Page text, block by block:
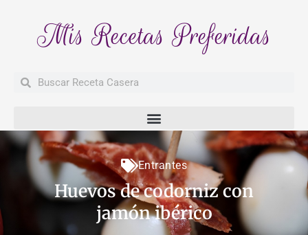
Mis Recetas Preferidas
BuscarBuscar
Entrantes
Huevos de codorniz con
jamón ibérico